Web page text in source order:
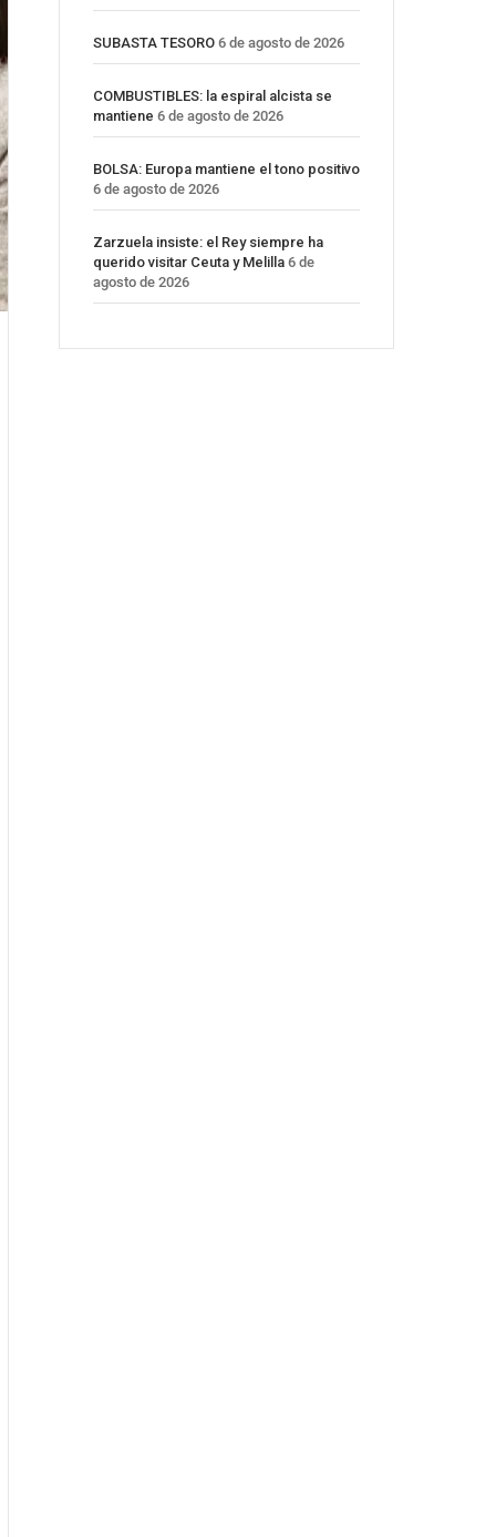
SUBASTA TESORO 6 de agosto de 2026
COMBUSTIBLES: la espiral alcista se
mantiene 6 de agosto de 2026
BOLSA: Europa mantiene el tono positivo
6 de agosto de 2026
Zarzuela insiste: el Rey siempre ha
querido visitar Ceuta y Melilla 6 de
agosto de 2026